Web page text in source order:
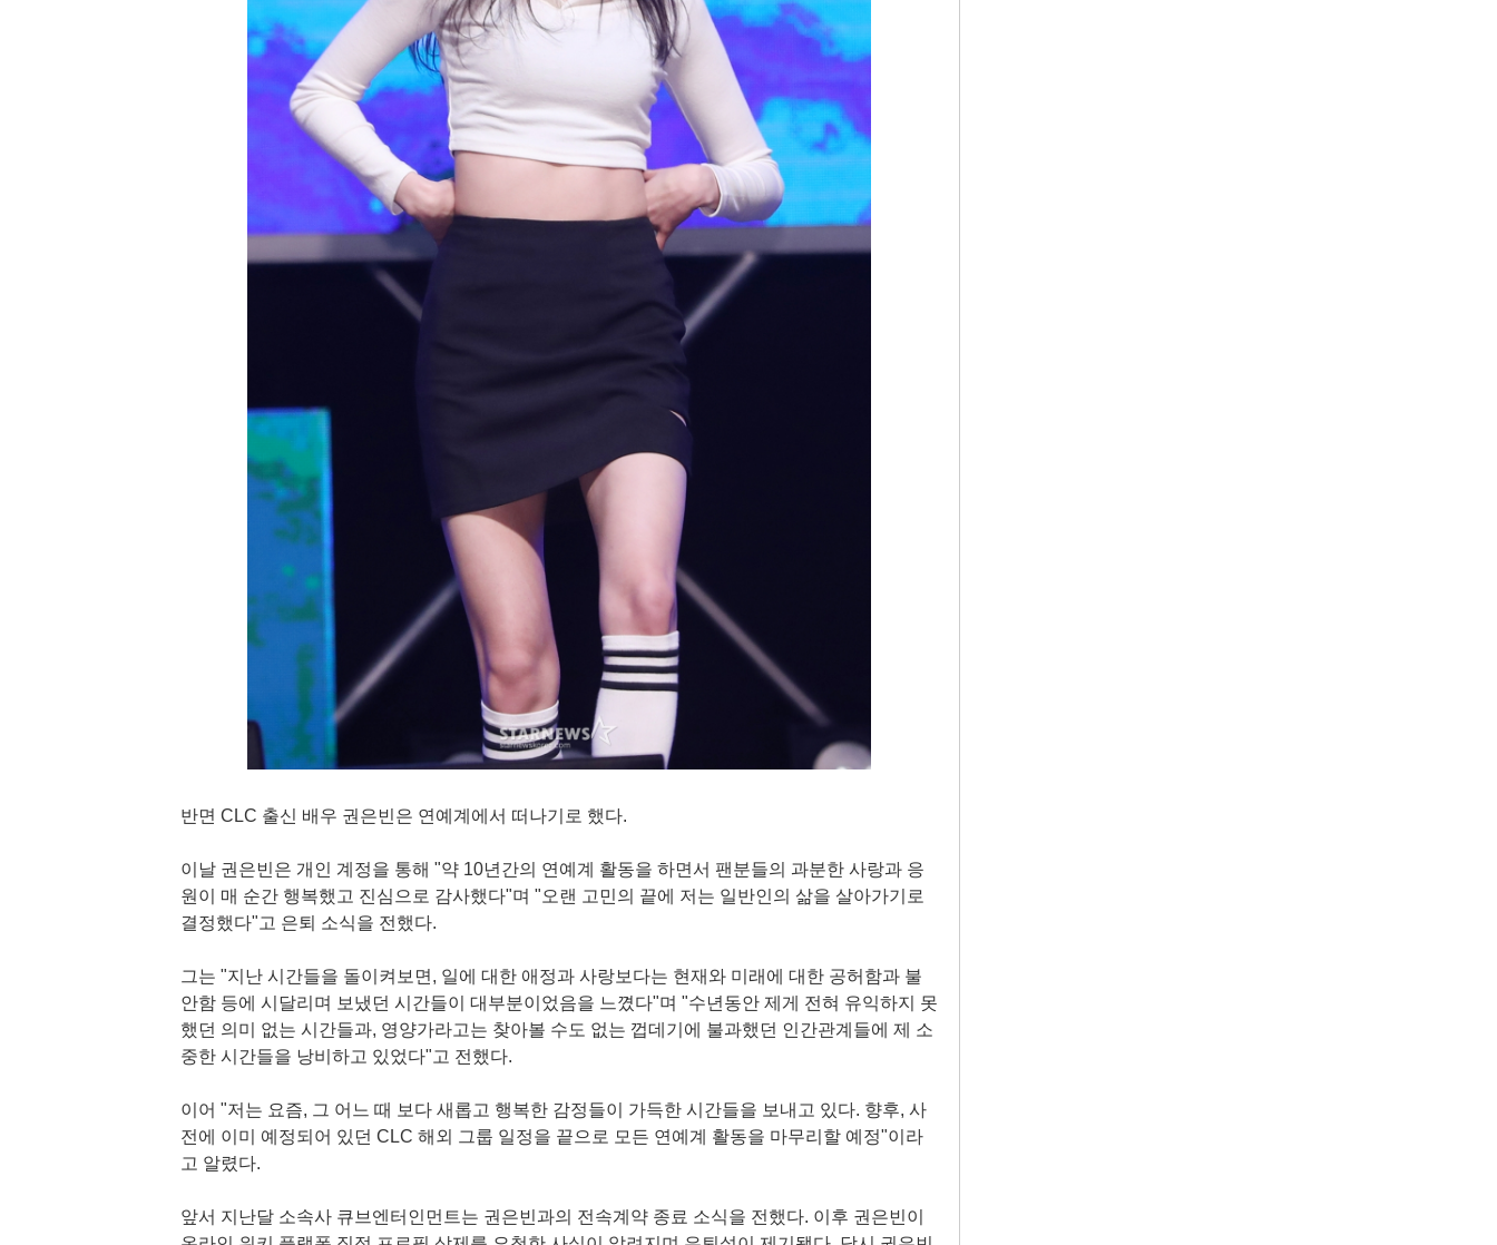
반면 CLC 출신 배우 권은빈은 연예계에서 떠나기로 했다.
이날 권은빈은 개인 계정을 통해 "약 10년간의 연예계 활동을 하면서 팬분들의 과분한 사랑과 응
원이 매 순간 행복했고 진심으로 감사했다"며 "오랜 고민의 끝에 저는 일반인의 삶을 살아가기로
결정했다"고 은퇴 소식을 전했다.
그는 "지난 시간들을 돌이켜보면, 일에 대한 애정과 사랑보다는 현재와 미래에 대한 공허함과 불
안함 등에 시달리며 보냈던 시간들이 대부분이었음을 느꼈다"며 "수년동안 제게 전혀 유익하지 못
했던 의미 없는 시간들과, 영양가라고는 찾아볼 수도 없는 껍데기에 불과했던 인간관계들에 제 소
중한 시간들을 낭비하고 있었다"고 전했다.
이어 "저는 요즘, 그 어느 때 보다 새롭고 행복한 감정들이 가득한 시간들을 보내고 있다. 향후, 사
전에 이미 예정되어 있던 CLC 해외 그룹 일정을 끝으로 모든 연예계 활동을 마무리할 예정"이라
고 알렸다.
앞서 지난달 소속사 큐브엔터인먼트는 권은빈과의 전속계약 종료 소식을 전했다. 이후 권은빈이